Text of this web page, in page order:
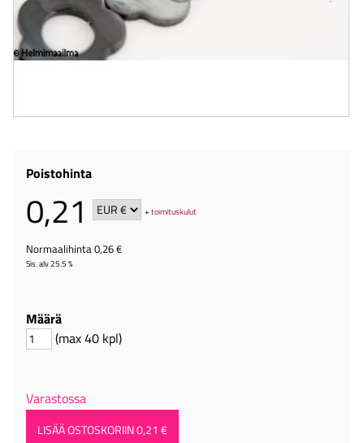
Poistohinta
0,21 +toimituskulut
Normaalihinta 0,26 €
Sis. alv 25.5 %
Määrä
(max 40 kpl)
Varastossa